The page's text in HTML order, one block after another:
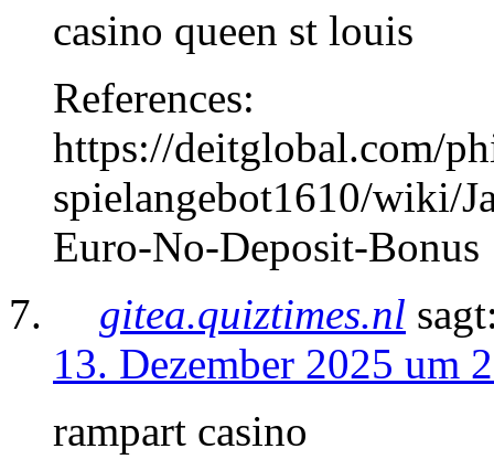
casino queen st louis
References:
https://deitglobal.com/
spielangebot1610/wiki/
Euro-No-Deposit-Bonus
gitea.quiztimes.nl
13. Dezember 2025 um
rampart casino